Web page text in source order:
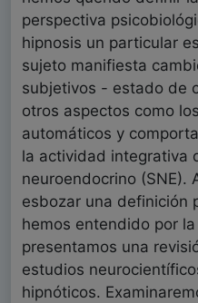
perspectiva
hipnosis un particular
sujeto manifiesta
subjetivos - estado de
otros aspectos como
automáticos y
la actividad integrativa
neuroendocrino (SNE).
esbozar una definición
hemos entendido por
presentamos una
estudios
hipnóticos.